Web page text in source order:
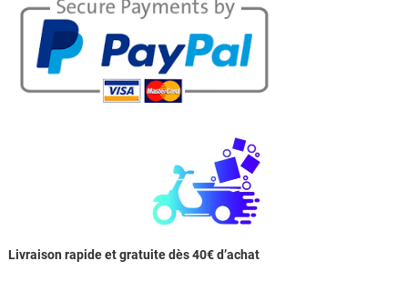
Livraison rapide et gratuite dès 40€ d’achat